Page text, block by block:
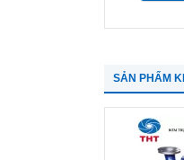
SẢN PHẨM